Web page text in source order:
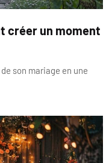
créer un moment
son mariage en une